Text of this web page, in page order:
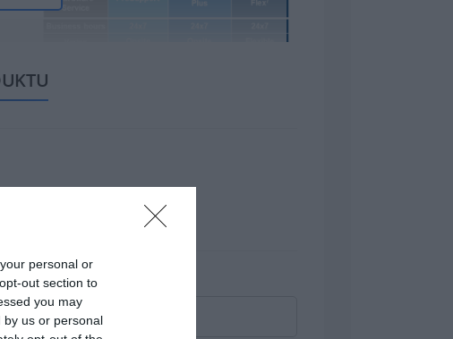
personal or
out section to
you may
by us or personal
instalacji i konfiguracji zakupionych produktów